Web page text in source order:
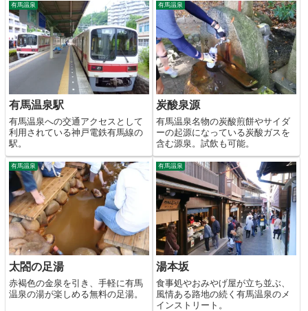
有馬温泉
有馬温泉駅
有馬温泉への交通アクセスとして
利用されている神戸電鉄有馬線の
駅。
有馬温泉
炭酸泉源
有馬温泉名物の炭酸煎餅やサイダ
ーの起源になっている炭酸ガスを
含む源泉。試飲も可能。
有馬温泉
太閤の足湯
赤褐色の金泉を引き、手軽に有馬
温泉の湯が楽しめる無料の足湯。
有馬温泉
湯本坂
食事処やおみやげ屋が立ち並ぶ、
風情ある路地の続く有馬温泉のメ
インストリート。